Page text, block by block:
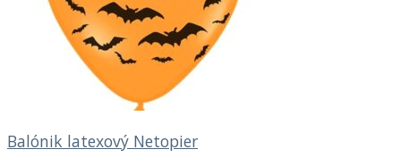
Balónik latexový Netopier